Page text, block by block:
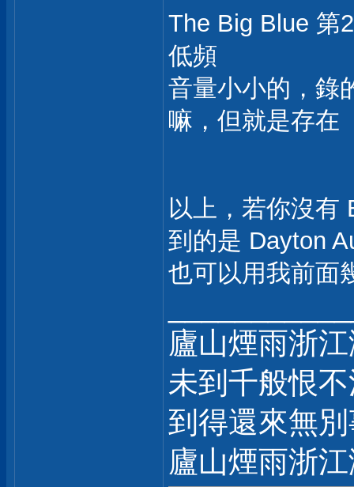
The Big Blue 第
低頻
音量小小的，錄
嘛，但就是存在
以上，若你沒有
到的是 Dayton
也可以用我前面
廬山煙雨浙
未到千般恨
到得還來無
廬山煙雨浙